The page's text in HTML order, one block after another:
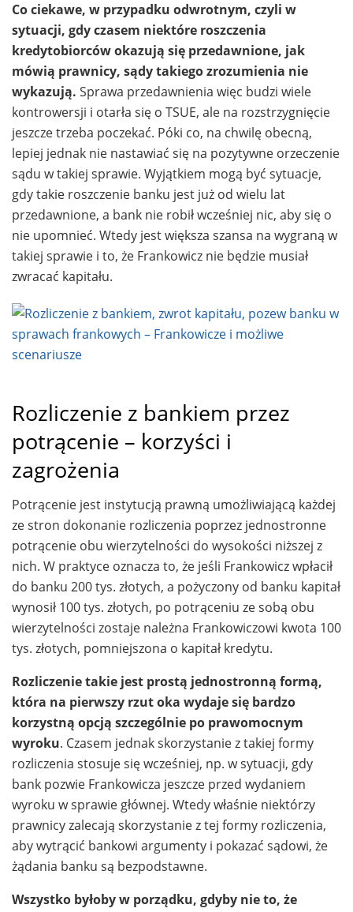
Co ciekawe, w przypadku odwrotnym, czyli w
sytuacji, gdy czasem niektóre roszczenia
kredytobiorców okazują się przedawnione, jak
mówią prawnicy, sądy takiego zrozumienia nie
wykazują. Sprawa przedawnienia więc budzi wiele
kontrowersji i otarła się o TSUE, ale na rozstrzygnięcie
jeszcze trzeba poczekać. Póki co, na chwilę obecną,
lepiej jednak nie nastawiać się na pozytywne orzeczenie
sądu w takiej sprawie. Wyjątkiem mogą być sytuacje,
gdy takie roszczenie banku jest już od wielu lat
przedawnione, a bank nie robił wcześniej nic, aby się o
nie upomnieć. Wtedy jest większa szansa na wygraną w
takiej sprawie i to, że Frankowicz nie będzie musiał
zwracać kapitału.
Rozliczenie z bankiem przez
potrącenie – korzyści i
zagrożenia
Potrącenie jest instytucją prawną umożliwiającą każdej
ze stron dokonanie rozliczenia poprzez jednostronne
potrącenie obu wierzytelności do wysokości niższej z
nich. W praktyce oznacza to, że jeśli Frankowicz wpłacił
do banku 200 tys. złotych, a pożyczony od banku kapitał
wynosił 100 tys. złotych, po potrąceniu ze sobą obu
wierzytelności zostaje należna Frankowiczowi kwota 100
tys. złotych, pomniejszona o kapitał kredytu.
Rozliczenie takie jest prostą jednostronną formą,
która na pierwszy rzut oka wydaje się bardzo
korzystną opcją szczególnie po prawomocnym
wyroku. Czasem jednak skorzystanie z takiej formy
rozliczenia stosuje się wcześniej, np. w sytuacji, gdy
bank pozwie Frankowicza jeszcze przed wydaniem
wyroku w sprawie głównej. Wtedy właśnie niektórzy
prawnicy zalecają skorzystanie z tej formy rozliczenia,
aby wytrącić bankowi argumenty i pokazać sądowi, że
żądania banku są bezpodstawne.
Wszystko byłoby w porządku, gdyby nie to, że